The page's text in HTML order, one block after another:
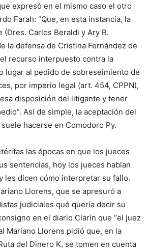
expresó en el mismo caso el otro
Farah: “Que, en esta instancia, la
(Dres. Carlos Beraldi y Ary R.
la defensa de Cristina Fernández de
recurso interpuesto contra la
lugar al pedido de sobreseimiento de
por imperio legal (art. 454, CPPN),
disposición del litigante y tener
Así de simple, la aceptación del
hacerse en Comodoro Py.
las épocas en que los jueces
sentencias, hoy los jueces hablan
les dicen cómo interpretar su fallo.
Llorens, que se apresuró a
judiciales qué quería decir su
en el diario Clarín que “el juez
Mariano Llorens pidió que, en la
del Dinero K, se tomen en cuenta